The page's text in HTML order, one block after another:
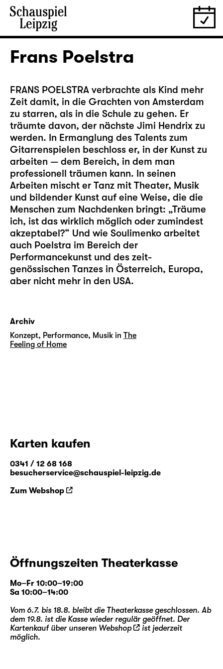
Frans Poelstra
FRANS POELSTRA verbrachte als Kind mehr
Zeit damit, in die Grachten von Amsterdam
zu starren, als in die Schule zu gehen. Er
träumte davon, der nächste Jimi Hendrix zu
werden. In Ermanglung des Talents zum
Gitarrenspielen beschloss er, in der Kunst zu
arbeiten — dem Bereich, in dem man
professionell träumen kann. In seinen
Arbeiten mischt er Tanz mit Theater, Musik
und bildender Kunst auf eine Weise, die die
Menschen zum Nachdenken bringt: „Träume
ich, ist das wirklich möglich oder zumindest
akzeptabel?“ Und wie Soulimenko arbeitet
auch Poelstra im Bereich der
Performancekunst und des zeit-
genössischen Tanzes in Österreich, Europa,
aber nicht mehr in den USA.
Archiv
Konzept, Performance, Musik in The
Feeling of Home
Karten kaufen
0341 / 12 68 168
besucherservice@schauspiel-leipzig.de
Zum Webshop
Öffnungszeiten Theaterkasse
Mo–Fr 10:00–19:00
Sa 10:00–14:00
Vom 6.7. bis 18.8. bleibt die Theaterkasse geschlossen. Ab
dem 19.8. ist die Kasse wieder regulär geöffnet. Der
Kartenkauf über unseren Webshop
ist jederzeit
möglich.